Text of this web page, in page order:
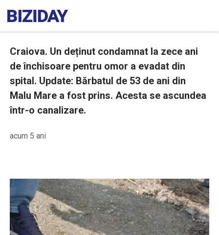
Craiova. Un deținut condamnat la zece ani
de închisoare pentru omor a evadat din
spital. Update: Bărbatul de 53 de ani din
Malu Mare a fost prins. Acesta se ascundea
într-o canalizare.
acum 5 ani